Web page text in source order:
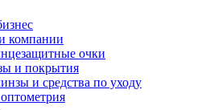
компании
очки
и покрытия
и средства по уходу